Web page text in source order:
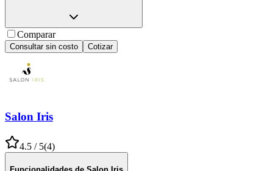
Comparar
Consultar sin costo Cotizar
Salon Iris
4.5 / 5(4)